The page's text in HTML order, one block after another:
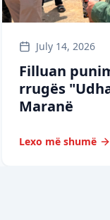
July 14, 2026
Filluan
rrugës
Maranë
Lexo më shumë